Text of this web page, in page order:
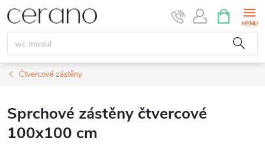
Přejít
na
obsah
NÁKUPNÍ
KOŠÍK
Čtvercové zástěny
Sprchové zástěny čtvercové
100x100 cm